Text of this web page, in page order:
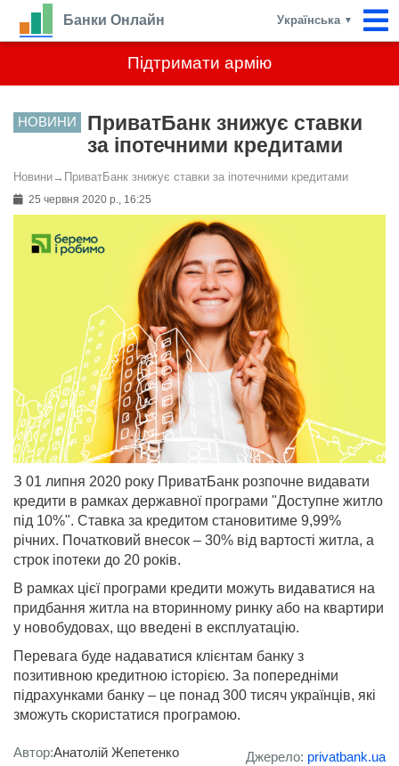
Підтримати армію
Банки Онлайн Українська ▼
НОВИНИ
ПриватБанк знижує ставки
за іпотечними кредитами
Новини→ ПриватБанк знижує ставки за іпотечними кредитами
25 червня 2020 р., 16:25
З 01 липня 2020 року ПриватБанк розпочне видавати
кредити в рамках державної програми "Доступне житло
під 10%". Ставка за кредитом становитиме 9,99%
річних. Початковий внесок – 30% від вартості житла, а
строк іпотеки до 20 років.
В рамках цієї програми кредити можуть видаватися на
придбання житла на вторинному ринку або на квартири
у новобудовах, що введені в експлуатацію.
Перевага буде надаватися клієнтам банку з
позитивною кредитною історією. За попередніми
підрахунками банку – це понад 300 тисяч українців, які
зможуть скористатися програмою.
Автор:Анатолій Жепетенко Джерело: privatbank.ua